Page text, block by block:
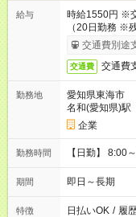
給与
時給1550円 ※
（20日勤務 ※
交通費別途
交通費 交通費
勤務地
愛知県東海市
名和(愛知県)駅
企業
勤務時間 【日勤】 8:00
期間 即日～長期
特徴 日払いOK / 履